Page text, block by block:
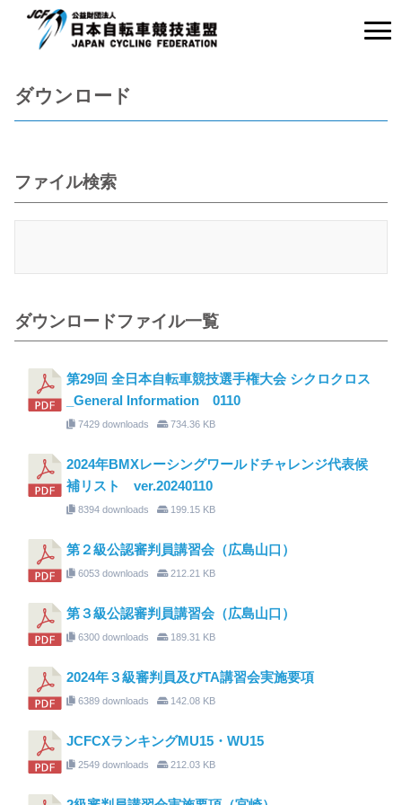
ダウンロード
ファイル検索
ダウンロードファイル一覧
第29回 全日本自転車競技選手権大会 シクロクロス
_General Information 0110
7429 downloads 734.36 KB
2024年BMXレーシングワールドチャレンジ代表候
補リスト ver.20240110
8394 downloads 199.15 KB
第２級公認審判員講習会（広島山口）
6053 downloads 212.21 KB
第３級公認審判員講習会（広島山口）
6300 downloads 189.31 KB
2024年３級審判員及びTA講習会実施要項
6389 downloads 142.08 KB
JCFCXランキングMU15・WU15
2549 downloads 212.03 KB